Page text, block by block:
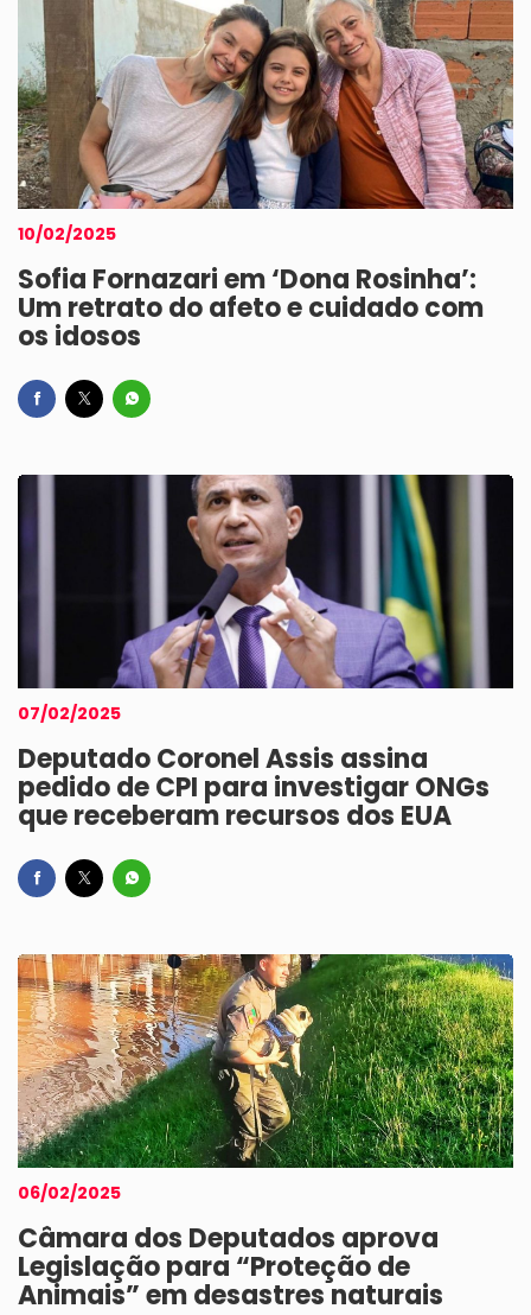
10/02/2025
Sofia Fornazari em ‘Dona Rosinha’:
Um retrato do afeto e cuidado com
os idosos
07/02/2025
Deputado Coronel Assis assina
pedido de CPI para investigar ONGs
que receberam recursos dos EUA
06/02/2025
Câmara dos Deputados aprova
Legislação para “Proteção de
Animais” em desastres naturais